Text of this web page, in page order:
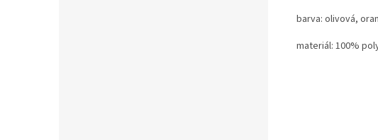
barva: olivová,
materiál: 100%